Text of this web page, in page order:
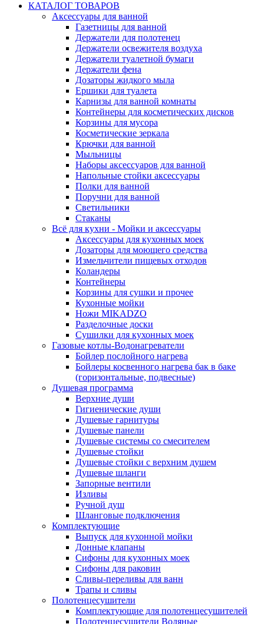
КАТАЛОГ ТОВАРОВ
Аксессуары для ванной
Газетницы для ванной
Держатели для полотенец
Держатели освежителя воздуха
Держатели туалетной бумаги
Держатели фена
Дозаторы жидкого мыла
Ершики для туалета
Карнизы для ванной комнаты
Контейнеры для косметических дисков
Корзины для мусора
Косметические зеркала
Крючки для ванной
Мыльницы
Наборы аксессуаров для ванной
Напольные стойки аксессуары
Полки для ванной
Поручни для ванной
Светильники
Стаканы
Всё для кухни - Мойки и аксессуары
Аксессуары для кухонных моек
Дозаторы для моющего средства
Измельчители пищевых отходов
Коландеры
Контейнеры
Корзины для сушки и прочее
Кухонные мойки
Ножи MIKADZO
Разделочные доски
Сушилки для кухонных моек
Газовые котлы-Водонагреватели
Бойлер послойного нагрева
Бойлеры косвенного нагрева бак в баке
(горизонтальные, подвесные)
Душевая программа
Верхние души
Гигиенические души
Душевые гарнитуры
Душевые панели
Душевые системы со смесителем
Душевые стойки
Душевые стойки с верхним душем
Душевые шланги
Запорные вентили
Изливы
Ручной душ
Шланговые подключения
Комплектующие
Выпуск для кухонной мойки
Донные клапаны
Сифоны для кухонных моек
Сифоны для раковин
Сливы-переливы для ванн
Трапы и сливы
Полотенцесушители
Комплектующие для полотенцесушителей
Полотенцесушители Водяные